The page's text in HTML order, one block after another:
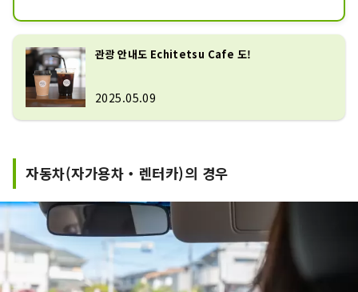
관광 안내도 Echitetsu Cafe 도!
2025.05.09
자동차(자가용차・렌터카)의 경우